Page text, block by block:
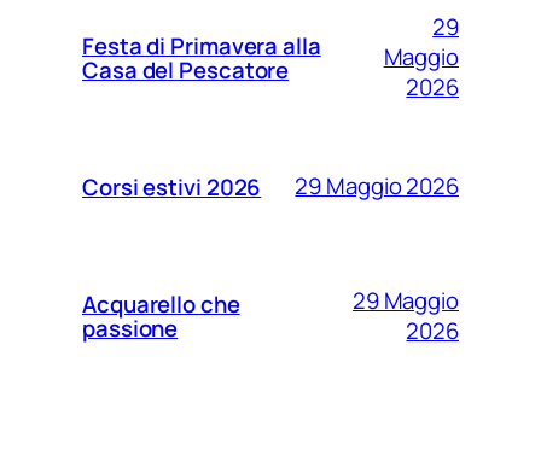
Festa di Primavera alla
Casa del Pescatore
29
Maggio
2026
Corsi estivi 2026 29 Maggio 2026
Acquarello che
passione
29 Maggio
2026